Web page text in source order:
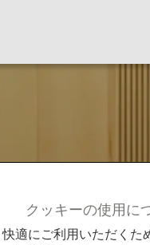
クッキーの使用に
適にご利用いただく